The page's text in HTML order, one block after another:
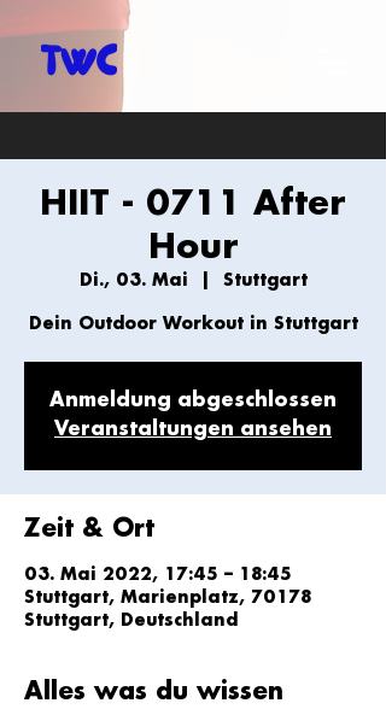
HIIT - 0711 After
Hour
Di., 03. Mai Stuttgart
Dein Outdoor Workout in Stuttgart
Anmeldung abgeschlossen
Veranstaltungen ansehen
Zeit & Ort
03. Mai 2022, 17:45 – 18:45
Stuttgart, Marienplatz, 70178
Stuttgart, Deutschland
Alles was du wissen